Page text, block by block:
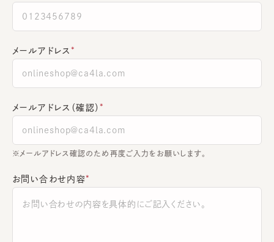
メールアドレス
メールアドレス（確認）
※メールアドレス確認のため再度ご入力をお願いします。
お問い合わせ内容